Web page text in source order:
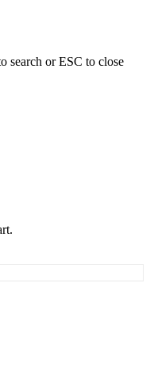
search or ESC to close